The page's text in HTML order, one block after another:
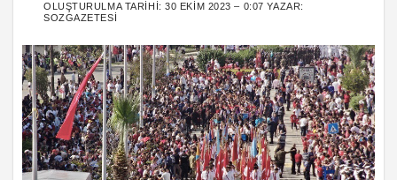
OLUŞTURULMA TARIHI:30 EKIM 2023 – 0:07 YAZAR:
SOZGAZETESI